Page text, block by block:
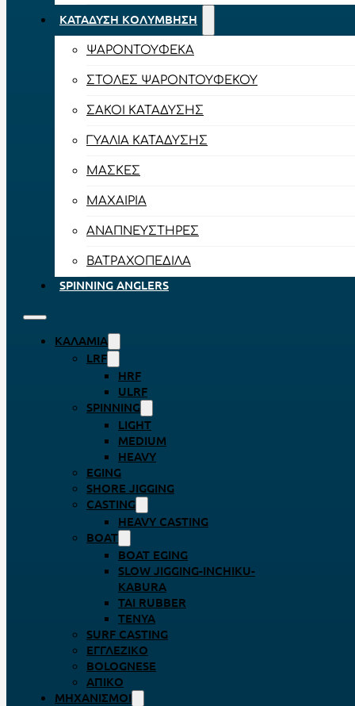
ΚΑΤΆΔΥΣΗ ΚΟΛΎΜΒΗΣΗ
ΨΑΡΟΝΤΟΎΦΕΚΑ
ΣΤΟΛΈΣ ΨΑΡΟΝΤΟΎΦΕΚΟΥ
ΣΆΚΟΙ ΚΑΤΆΔΥΣΗΣ
ΓΥΑΛΙΆ ΚΑΤΆΔΥΣΗΣ
ΜΆΣΚΕΣ
ΜΑΧΑΊΡΙΑ
ΑΝΑΠΝΕΥΣΤΉΡΕΣ
ΒΑΤΡΑΧΟΠΈΔΙΛΑ
SPINNING ANGLERS
ΚΑΛΆΜΙΑ
LRF
HRF
ULRF
SPINNING
LIGHT
MEDIUM
HEAVY
EGING
SHORE JIGGING
CASTING
HEAVY CASTING
BOAT
BOAT EGING
SLOW JIGGING-INCHIKU-
KABURA
TAI RUBBER
TENYA
SURF CASTING
ΕΓΓΛΈΖΙΚΟ
BOLOGNESE
ΑΠΊΚΟ
ΜΗΧΑΝΙΣΜΟΊ